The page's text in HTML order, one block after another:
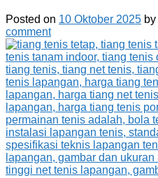
Posted on 10 Oktober 2025 by
comment